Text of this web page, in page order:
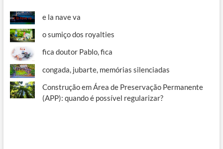
e la nave va
o sumiço dos royalties
fica doutor Pablo, fica
congada, jubarte, memórias silenciadas
Construção em Área de Preservação Permanente
(APP): quando é possível regularizar?